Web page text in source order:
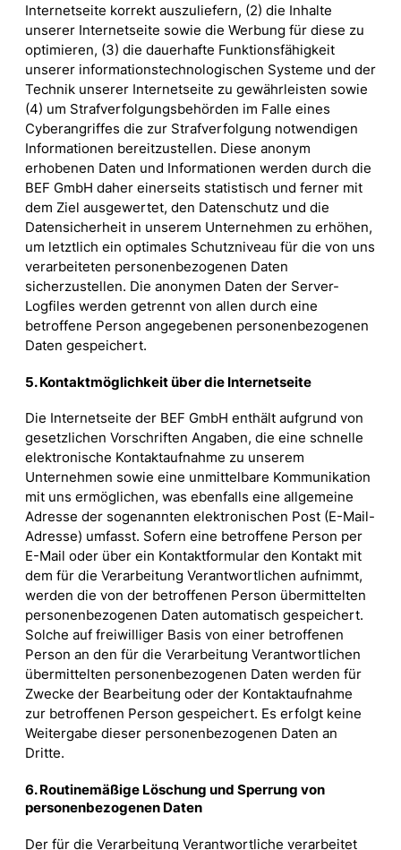
Internetseite korrekt auszuliefern, (2) die Inhalte
unserer Internetseite sowie die Werbung für diese zu
optimieren, (3) die dauerhafte Funktionsfähigkeit
unserer informationstechnologischen Systeme und der
Technik unserer Internetseite zu gewährleisten sowie
(4) um Strafverfolgungsbehörden im Falle eines
Cyberangriffes die zur Strafverfolgung notwendigen
Informationen bereitzustellen. Diese anonym
erhobenen Daten und Informationen werden durch die
BEF GmbH daher einerseits statistisch und ferner mit
dem Ziel ausgewertet, den Datenschutz und die
Datensicherheit in unserem Unternehmen zu erhöhen,
um letztlich ein optimales Schutzniveau für die von uns
verarbeiteten personenbezogenen Daten
sicherzustellen. Die anonymen Daten der Server-
Logfiles werden getrennt von allen durch eine
betroffene Person angegebenen personenbezogenen
Daten gespeichert.
5. Kontaktmöglichkeit über die Internetseite
Die Internetseite der BEF GmbH enthält aufgrund von
gesetzlichen Vorschriften Angaben, die eine schnelle
elektronische Kontaktaufnahme zu unserem
Unternehmen sowie eine unmittelbare Kommunikation
mit uns ermöglichen, was ebenfalls eine allgemeine
Adresse der sogenannten elektronischen Post (E-Mail-
Adresse) umfasst. Sofern eine betroffene Person per
E-Mail oder über ein Kontaktformular den Kontakt mit
dem für die Verarbeitung Verantwortlichen aufnimmt,
werden die von der betroffenen Person übermittelten
personenbezogenen Daten automatisch gespeichert.
Solche auf freiwilliger Basis von einer betroffenen
Person an den für die Verarbeitung Verantwortlichen
übermittelten personenbezogenen Daten werden für
Zwecke der Bearbeitung oder der Kontaktaufnahme
zur betroffenen Person gespeichert. Es erfolgt keine
Weitergabe dieser personenbezogenen Daten an
Dritte.
6. Routinemäßige Löschung und Sperrung von
personenbezogenen Daten
Der für die Verarbeitung Verantwortliche verarbeitet